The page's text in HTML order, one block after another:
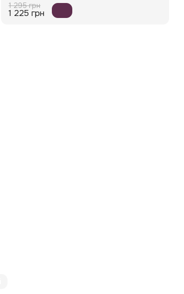
1 295 грн
1 225 грн